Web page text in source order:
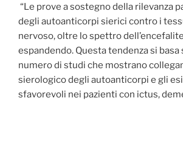
“Le prove a sostegno della rilevanza
degli autoanticorpi sierici contro i
nervoso, oltre lo spettro
espandendo. Questa tendenza si
numero di studi che mostrano
sierologico degli autoanticorpi e gli
sfavorevoli nei pazienti con ictus,